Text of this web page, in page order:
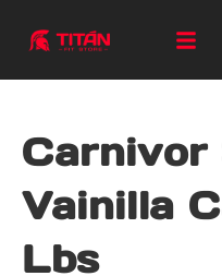
Carnivor
Vainilla
Lbs